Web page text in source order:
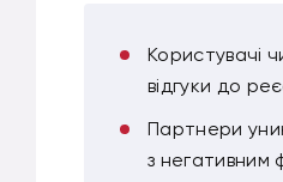
Користувачі
відгуки до
Партнери
з негативним